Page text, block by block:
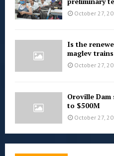
October 27,
Is the
maglev
October 27,
Oroville
to $500M
October 27,